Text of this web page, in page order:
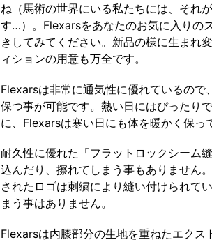
ね（馬術の世界にいる私たちには、それ
す…）。Flexarsをあなたのお気に入りの
きしてみてください。新品の様に生まれ
ィションの用意も万全です。
Flexarsは非常に通気性に優れているので
保つ事が可能です。熱い日にはぴったり
に、Flexarsは寒い日にも体を暖かく保っ
耐久性に優れた「フラットロックシーム
込んだり、擦れてしまう事もありません
されたロゴは刺繍により縫い付けられて
まう事はありません。
Flexarsは内膝部分の生地を重ねたエクス